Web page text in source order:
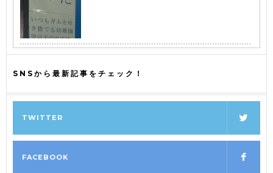
SNSから最新記事をチェック！
TWITTER
FACEBOOK